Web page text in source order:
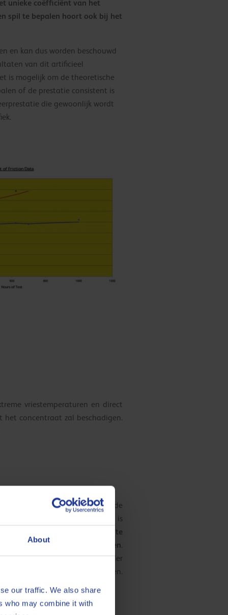
About
our traffic. We also share
who may combine it with
unieke coëfficiënt van het
spil te bepalen hoort ook bij het
en kan dus worden beschouwd
van dit artificieel
is mogelijk om de theoretische
of de prestatie consistent is
die gewoonlijk wordt
vriestemperaturen en direct
concentraat zal beschadigen.
ook een invloed hebben op de
van de trekemulsie. Het is
altijd aan het water toe te
om instabiliteit te voorkomen.
in het bijzonder
in het water injecteren.